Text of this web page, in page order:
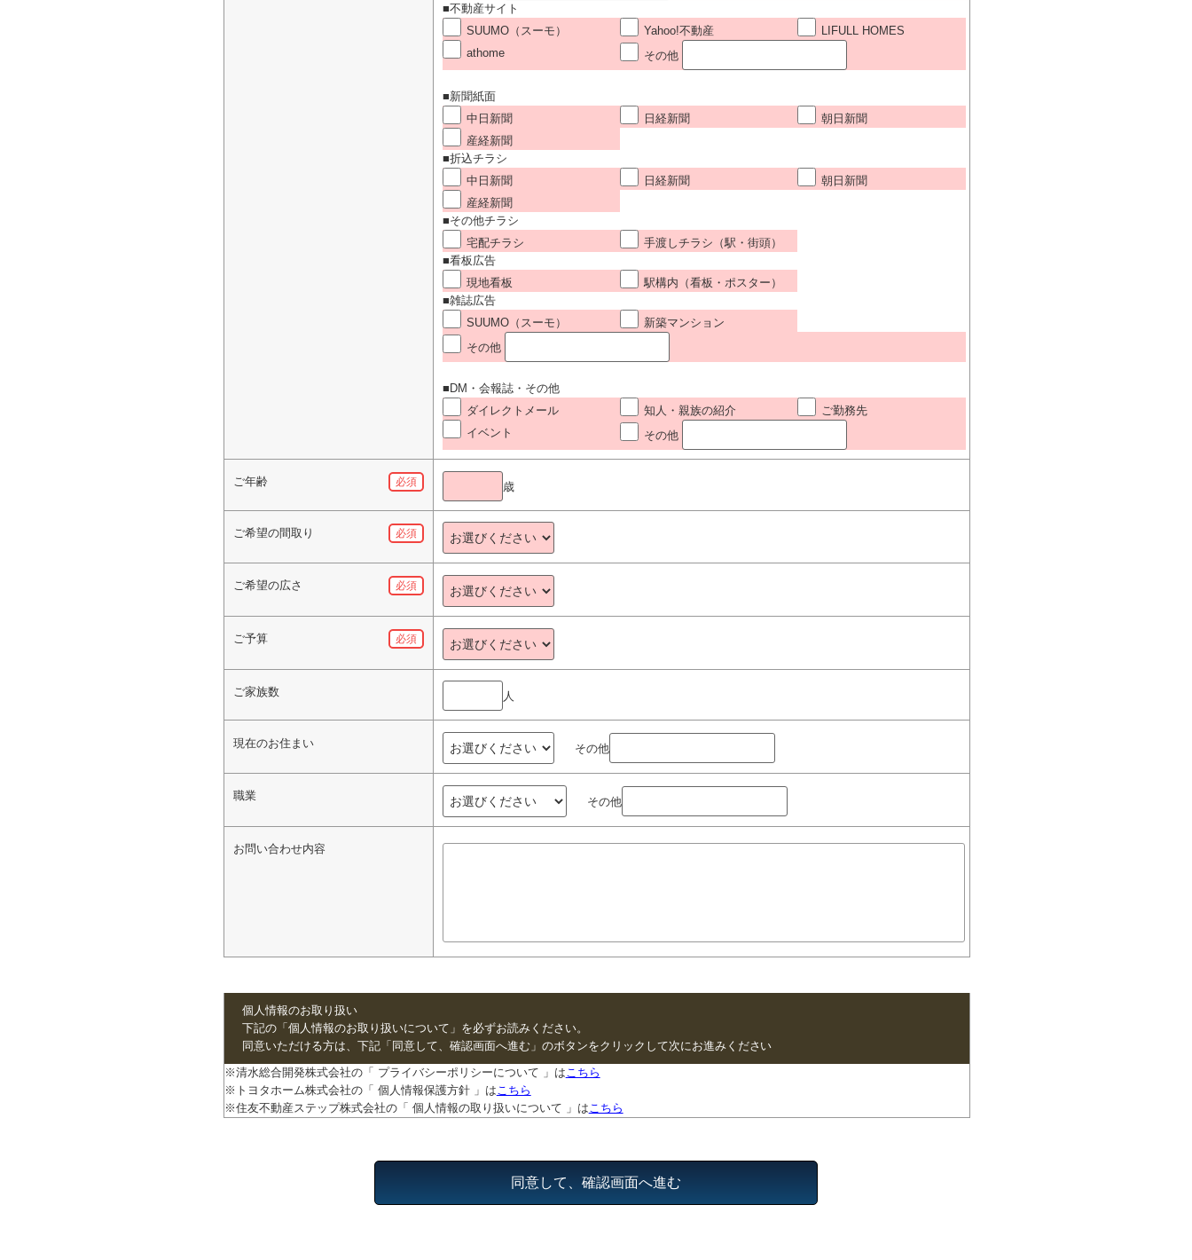
■不動産サイト
SUUMO（スーモ）
Yahoo!不動産
LIFULL HOMES
athome
その他
■新聞紙面
中日新聞
日経新聞
朝日新聞
産経新聞
■折込チラシ
中日新聞
日経新聞
朝日新聞
産経新聞
■その他チラシ
宅配チラシ
手渡しチラシ（駅・街頭）
■看板広告
現地看板
駅構内（看板・ポスター）
■雑誌広告
SUUMO（スーモ）
新築マンション
その他
■DM・会報誌・その他
ダイレクトメール
知人・親族の紹介
ご勤務先
イベント
その他
ご年齢 必須 歳
ご希望の間取り 必須
ご希望の広さ 必須
ご予算 必須
ご家族数 人
現在のお住まい その他
職業 その他
お問い合わせ内容
個人情報のお取り扱い
下記の「個人情報のお取り扱いについて」を必ずお読みください。
同意いただける方は、下記「同意して、確認画面へ進む」のボタンをクリックして次にお進みください
※清水総合開発株式会社の「 プライバシーポリシーについて 」はこちら
※トヨタホーム株式会社の「 個人情報保護方針 」はこちら
※住友不動産ステップ株式会社の「 個人情報の取り扱いについて 」はこちら